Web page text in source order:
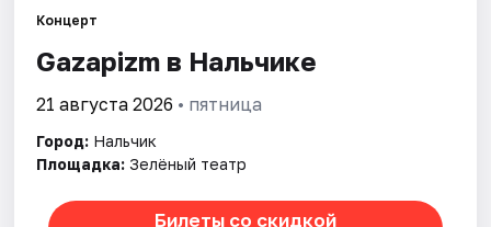
Артисты
Рейтинги
Концерт
Gazapizm в Нальчике
21 августа 2026 • пятница
Город: Нальчик
Площадка: Зелёный театр
Билеты со скидкой